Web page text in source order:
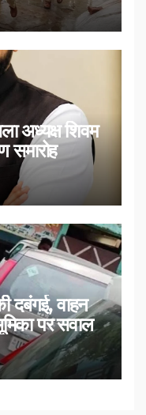
अध्यक्ष शिवम
समारोह
पर सवाल